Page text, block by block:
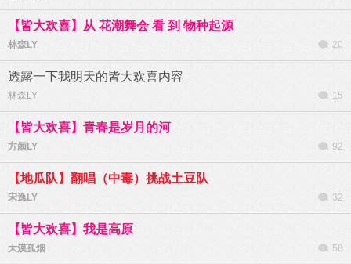
【皆大欢喜】从 花潮舞会 看 到 物种起源
林森LY 20
透露一下我明天的皆大欢喜内容
林森LY 15
【皆大欢喜】青春是岁月的河
方颜LY 92
【地瓜队】翻唱（中毒）挑战土豆队
宋逸LY 32
【皆大欢喜】我是高原
大漠孤烟 58